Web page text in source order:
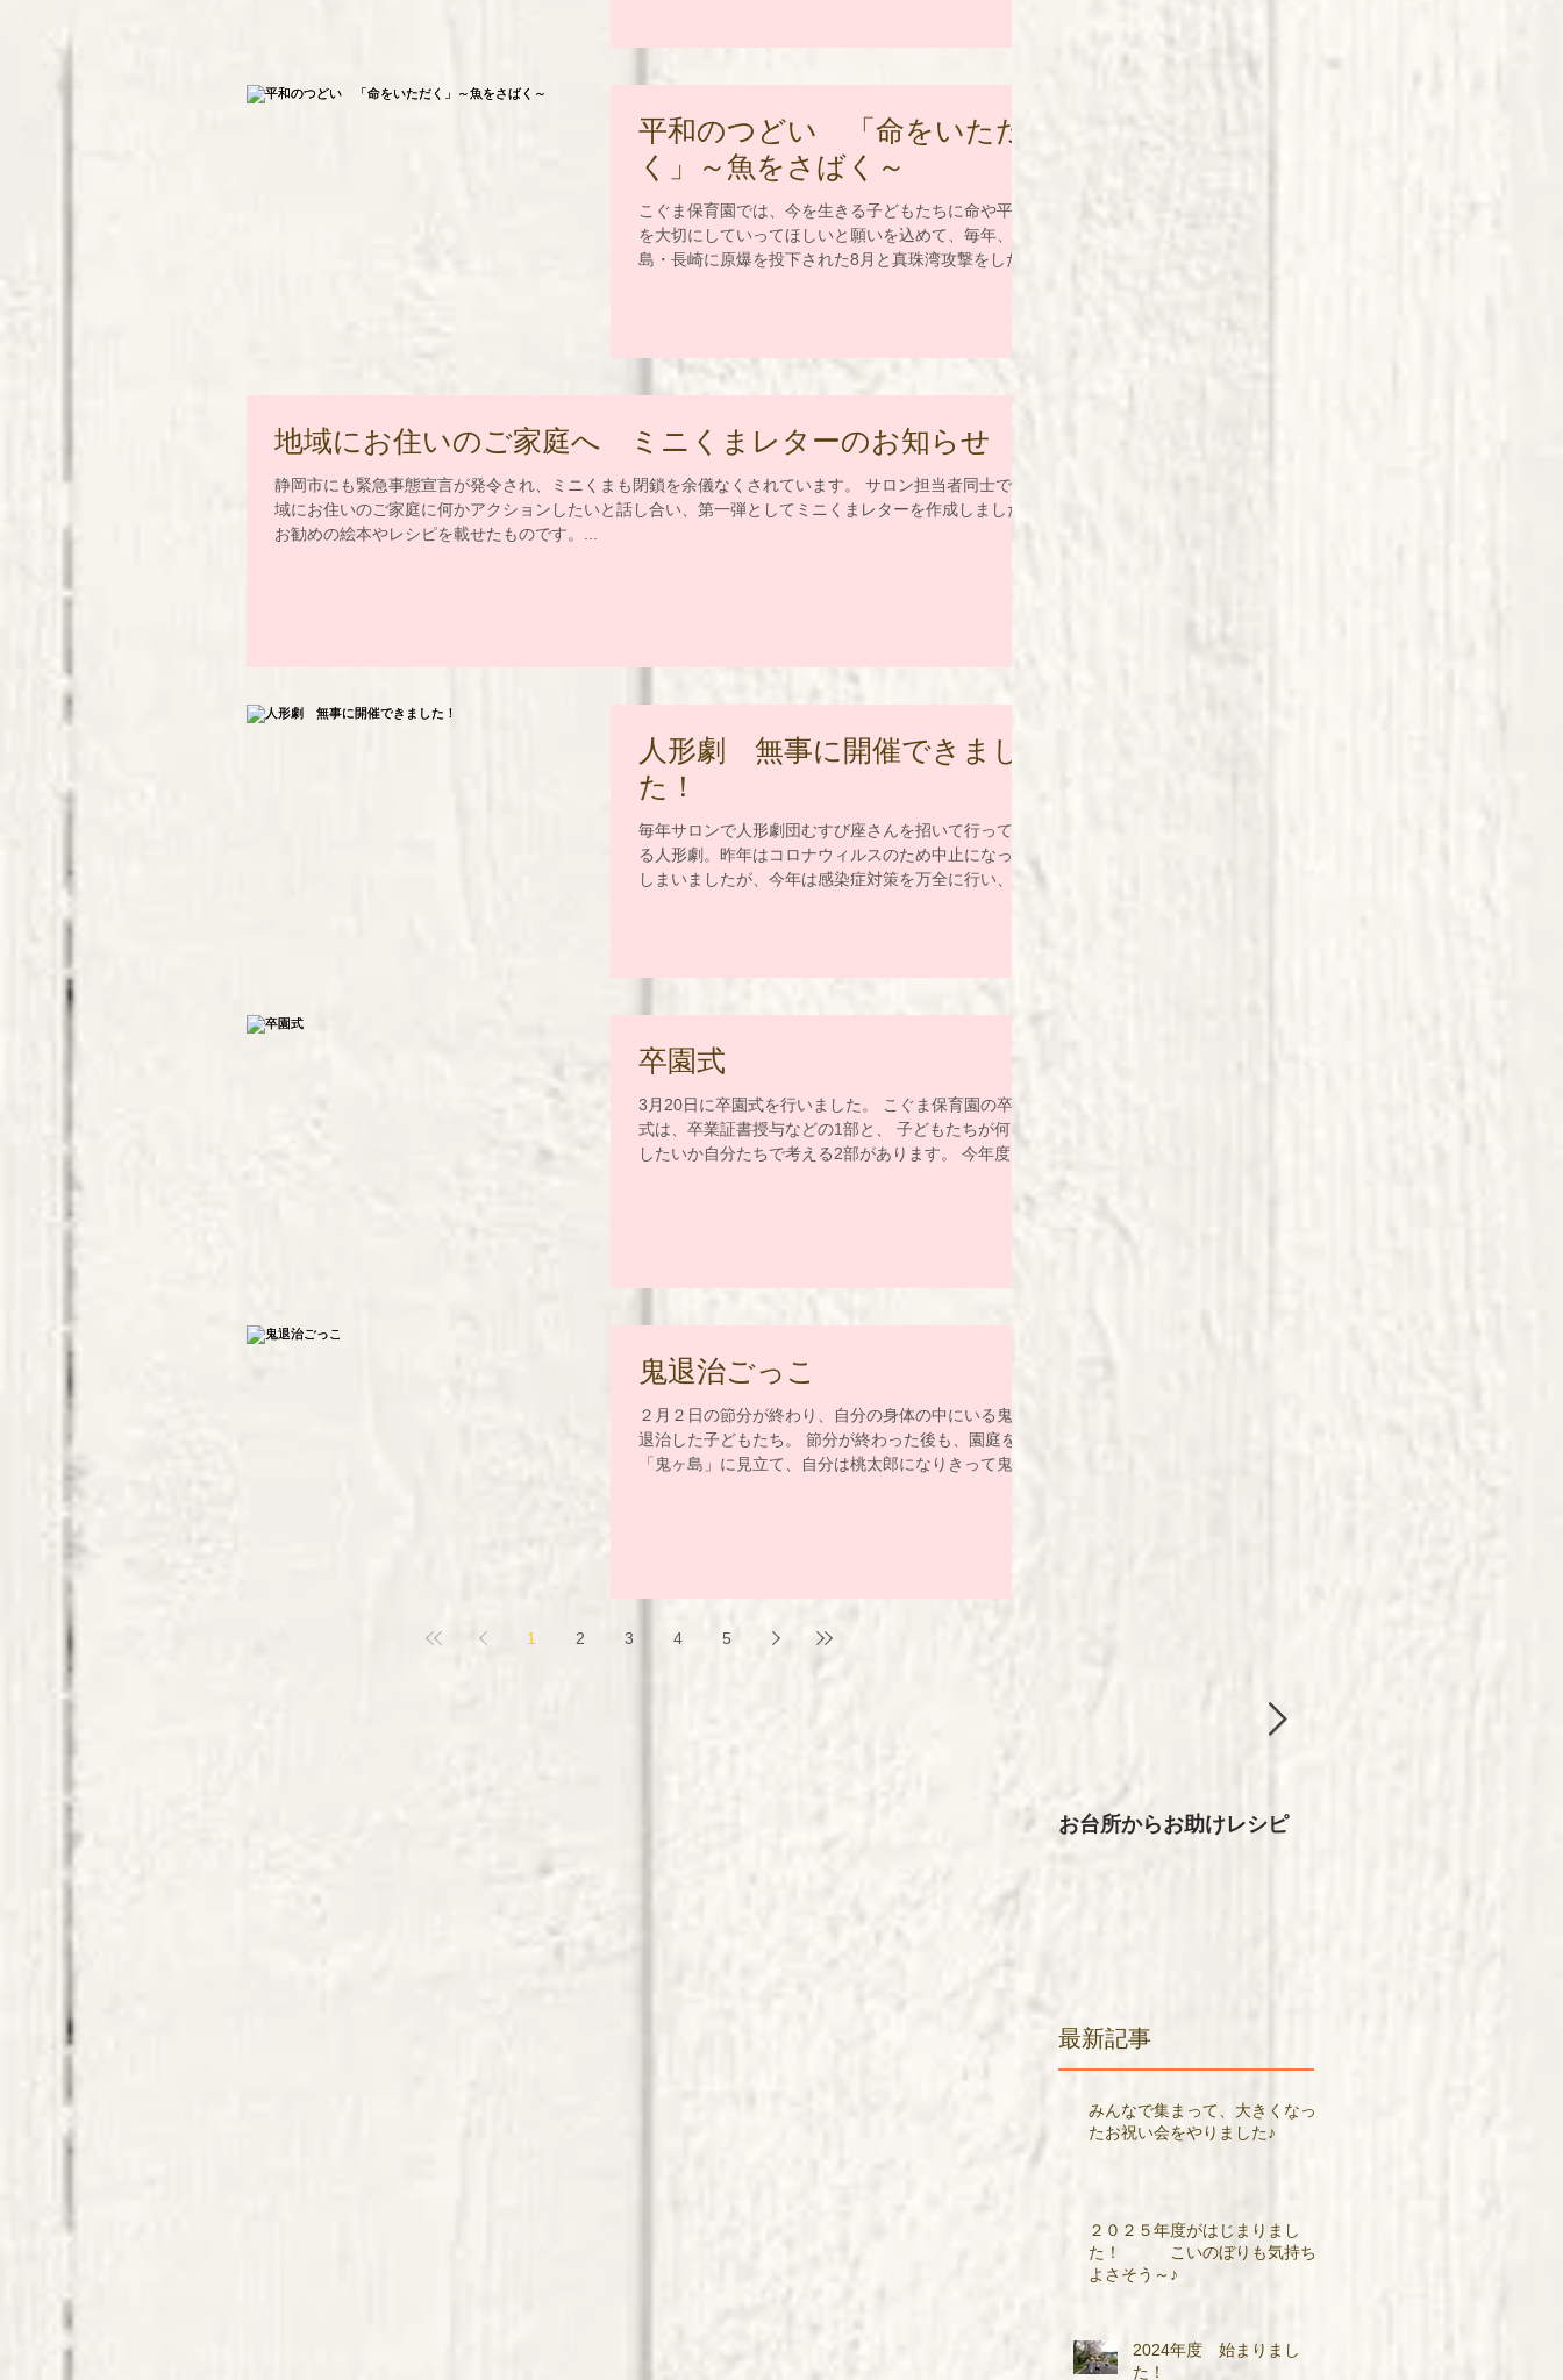
平和のつどい 「命をいただ
く」～魚をさばく～
こぐま保育園では、今を生きる子どもたちに命や平和
を大切にしていってほしいと願いを込めて、毎年、広
島・長崎に原爆を投下された8月と真珠湾攻撃をした
地域にお住いのご家庭へ ミニくまレターのお知らせ
静岡市にも緊急事態宣言が発令され、ミニくまも閉鎖を余儀なくされています。 サロン担当者同士で地
域にお住いのご家庭に何かアクションしたいと話し合い、第一弾としてミニくまレターを作成しました。
お勧めの絵本やレシピを載せたものです。...
人形劇 無事に開催できまし
た！
毎年サロンで人形劇団むすび座さんを招いて行ってい
る人形劇。昨年はコロナウィルスのため中止になって
しまいましたが、今年は感染症対策を万全に行い、参
卒園式
3月20日に卒園式を行いました。 こぐま保育園の卒園
式は、卒業証書授与などの1部と、 子どもたちが何を
したいか自分たちで考える2部があります。 今年度
もらいたい という願いから、一年のっ生活を振り返る
鬼退治ごっこ
２月２日の節分が終わり、自分の身体の中にいる鬼を
退治した子どもたち。 節分が終わった後も、園庭を
「鬼ヶ島」に見立て、自分は桃太郎になりきって鬼退
1 2 3 4 5
お台所からお助けレシピ
最新記事
みんなで集まって、大きくなっ
たお祝い会をやりました♪
２０２５年度がはじまりまし
た！ こいのぼりも気持ち
よさそう～♪
2024年度 始まりまし
た！